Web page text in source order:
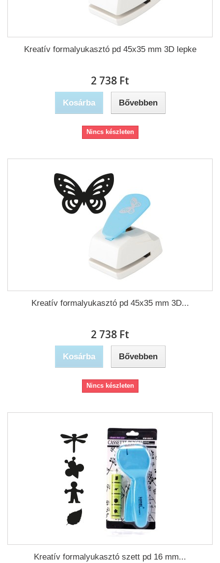
Kreatív formalyukasztó pd 45x35 mm 3D lepke
2 738 Ft‎
Kosárba Bővebben
Nincs készleten
Kreatív formalyukasztó pd 45x35 mm 3D...
2 738 Ft‎
Kosárba Bővebben
Nincs készleten
Kreatív formalyukasztó szett pd 16 mm...